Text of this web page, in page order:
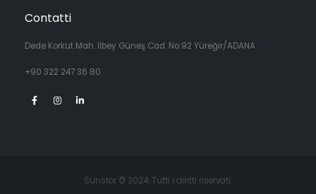
Contatti
Dede Korkut Mah. İlbey Güneş Cad. No:92 Yüreğir/ADANA
+90 322 247 36 80
Sunstor © 2024. Tutti i diritti riservati.